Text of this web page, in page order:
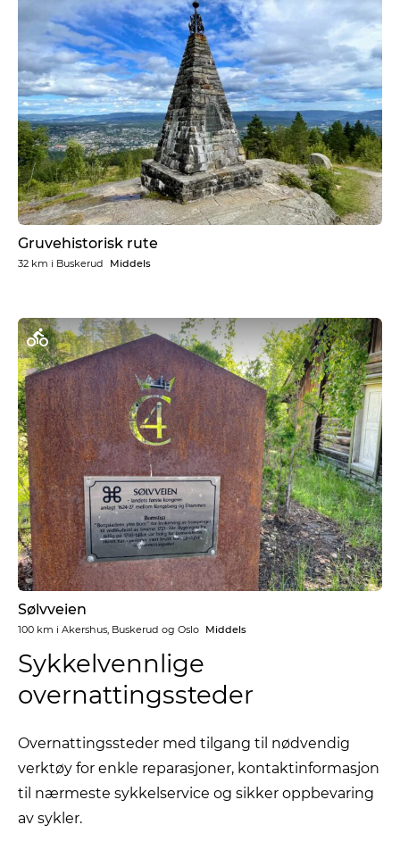
Gruvehistorisk rute
32 km i Buskerud Middels
Sølvveien
100 km i Akershus, Buskerud og Oslo Middels
Sykkelvennlige
overnattingssteder
Overnattingssteder med tilgang til nødvendig
verktøy for enkle reparasjoner, kontaktinformasjon
til nærmeste sykkelservice og sikker oppbevaring
av sykler.